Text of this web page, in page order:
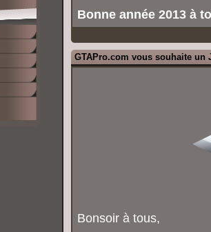
Bonne année 2013 à
GTAPro.com vous souhaite un
Bonsoir à tous,